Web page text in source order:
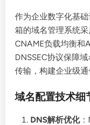
作为企业数字化基
箱的域名管理系统
CNAME负载均衡和
DNSSEC协议保障
传输，构建企业级通
域名配置技术细
DNS解析优化：